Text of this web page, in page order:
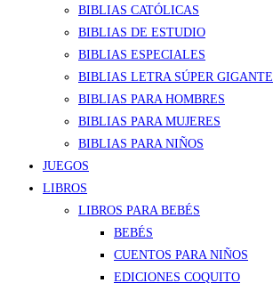
BIBLIAS CATÓLICAS
BIBLIAS DE ESTUDIO
BIBLIAS ESPECIALES
BIBLIAS LETRA SÚPER GIGANTE
BIBLIAS PARA HOMBRES
BIBLIAS PARA MUJERES
BIBLIAS PARA NIÑOS
JUEGOS
LIBROS
LIBROS PARA BEBÉS
BEBÉS
CUENTOS PARA NIÑOS
EDICIONES COQUITO